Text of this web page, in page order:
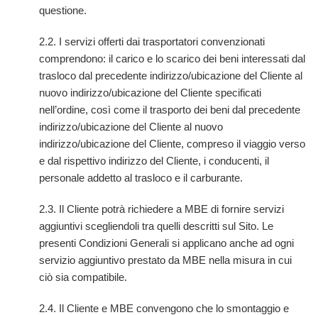
questione.
2.2. I servizi offerti dai trasportatori convenzionati
comprendono: il carico e lo scarico dei beni interessati dal
trasloco dal precedente indirizzo/ubicazione del Cliente al
nuovo indirizzo/ubicazione del Cliente specificati
nell’ordine, così come il trasporto dei beni dal precedente
indirizzo/ubicazione del Cliente al nuovo
indirizzo/ubicazione del Cliente, compreso il viaggio verso
e dal rispettivo indirizzo del Cliente, i conducenti, il
personale addetto al trasloco e il carburante.
2.3. Il Cliente potrà richiedere a MBE di fornire servizi
aggiuntivi scegliendoli tra quelli descritti sul Sito. Le
presenti Condizioni Generali si applicano anche ad ogni
servizio aggiuntivo prestato da MBE nella misura in cui
ciò sia compatibile.
2.4. Il Cliente e MBE convengono che lo smontaggio e